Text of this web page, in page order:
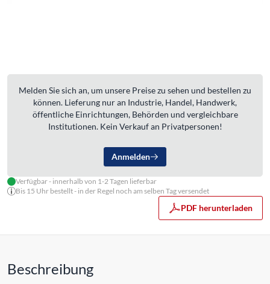
Melden Sie sich an, um unsere Preise zu sehen und bestellen zu
können. Lieferung nur an Industrie, Handel, Handwerk,
öffentliche Einrichtungen, Behörden und vergleichbare
Institutionen. Kein Verkauf an Privatpersonen!
Anmelden
Verfügbar - innerhalb von 1-2 Tagen lieferbar
Bis 15 Uhr bestellt - in der Regel noch am selben Tag versendet
PDF herunterladen
Beschreibung